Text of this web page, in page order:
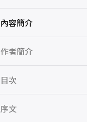
內容簡介
作者簡介
目次
序文